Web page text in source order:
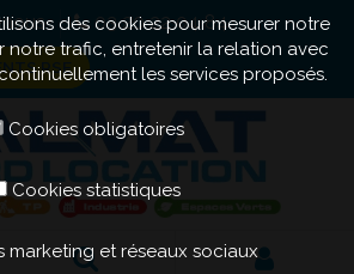
03 20 22 04 84
RSE
des cookies pour mesurer notre
notre trafic, entretenir la relation avec
les services proposés.
Cookies obligatoires
Cookies statistiques
marketing et réseaux sociaux